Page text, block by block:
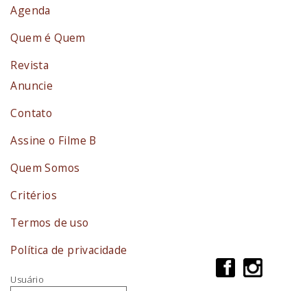
Agenda
Quem é Quem
Revista
Anuncie
Contato
Assine o Filme B
Quem Somos
Critérios
Termos de uso
Política de privacidade
Usuário